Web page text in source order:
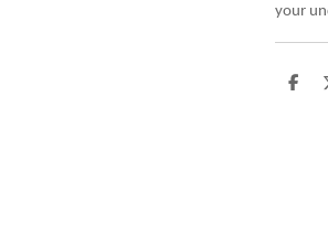
your
D